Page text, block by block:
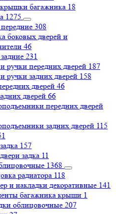
багажника 18
1275
308
боковых дверей и
46
231
ручки передних дверей 187
ручки задних дверей 158
дверей 46
дверей 66
передних дверей
задних дверей 115
157
задка 11
1368
радиатора 118
и накладки декоративные 141
багажника крыши 1
облицовочные 207